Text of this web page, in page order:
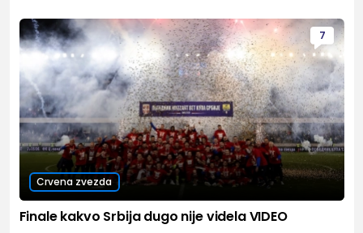
7
Crvena zvezda
Finale kakvo Srbija dugo nije videla VIDEO